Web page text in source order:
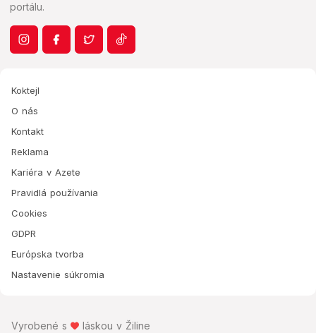
portálu.
Koktejl
O nás
Kontakt
Reklama
Kariéra v Azete
Pravidlá používania
Cookies
GDPR
Európska tvorba
Nastavenie súkromia
Vyrobené s láskou v Žiline